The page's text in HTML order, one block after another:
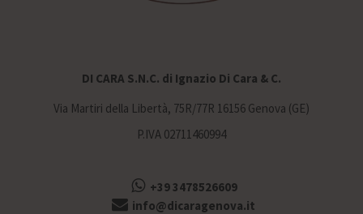
DI CARA S.N.C. di Ignazio Di Cara & C.
Via Martiri della Libertà, 75R/77R 16156 Genova (GE)
P.IVA 02711460994
+39 3478526609
info@dicaragenova.it